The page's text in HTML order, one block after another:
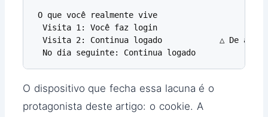
O que você realmente vive
  Visita 1: Você faz login
Visita 2: Continua logado            △ De
  No dia seguinte: Continua logado
O dispositivo que fecha essa lacuna é o
protagonista deste artigo: o cookie. A